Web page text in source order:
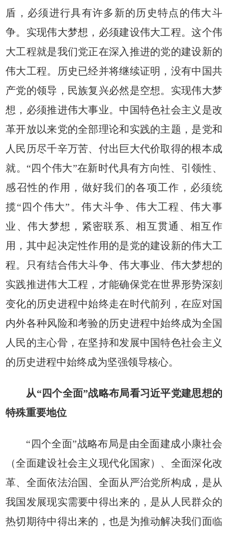
盾，必须进行具有许多新的历史特点的伟大斗
争。实现伟大梦想，必须建设伟大工程。这个伟
大工程就是我们党正在深入推进的党的建设新的
伟大工程。历史已经并将继续证明，没有中国共
产党的领导，民族复兴必然是空想。实现伟大梦
想，必须推进伟大事业。中国特色社会主义是改
革开放以来党的全部理论和实践的主题，是党和
人民历尽千辛万苦、付出巨大代价取得的根本成
就。“四个伟大”在新时代具有方向性、引领性、
感召性的作用，做好我们的各项工作，必须统
揽“四个伟大”。伟大斗争、伟大工程、伟大事
业、伟大梦想，紧密联系、相互贯通、相互作
用，其中起决定性作用的是党的建设新的伟大工
程。只有结合伟大斗争、伟大事业、伟大梦想的
实践推进伟大工程，才能确保党在世界形势深刻
变化的历史进程中始终走在时代前列，在应对国
内外各种风险和考验的历史进程中始终成为全国
人民的主心骨，在坚持和发展中国特色社会主义
的历史进程中始终成为坚强领导核心。
从“四个全面”战略布局看习近平党建思想的
特殊重要地位
“四个全面”战略布局是由全面建成小康社会
（全面建设社会主义现代化国家）、全面深化改
革、全面依法治国、全面从严治党所构成，是从
我国发展现实需要中得出来的，是从人民群众的
热切期待中得出来的，也是为推动解决我们面临